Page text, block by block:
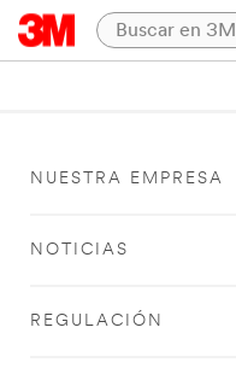
NUESTRA EMPRESA
NOTICIAS
REGULACIÓN